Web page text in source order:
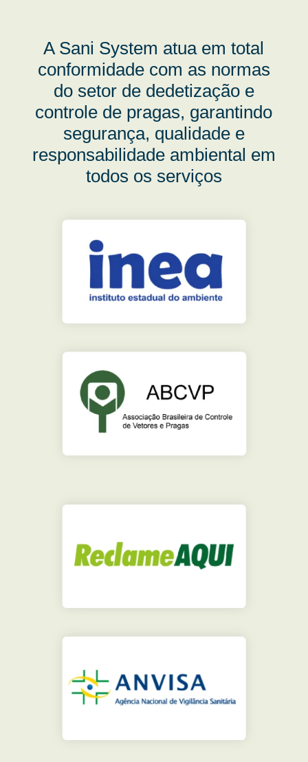
A Sani System atua em total
conformidade com as normas
do setor de dedetização e
controle de pragas, garantindo
segurança, qualidade e
responsabilidade ambiental em
todos os serviços